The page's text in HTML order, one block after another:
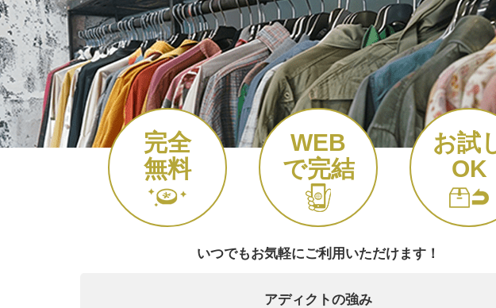
完全
無料
WEB
で完結
お試
OK
いつでもお気軽にご利用いただけます！
アディクトの強み